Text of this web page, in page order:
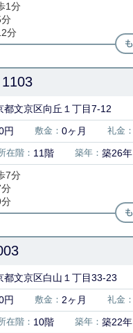
1分
分
分
都文京区向丘１丁目7-12
円 敷金： 0ヶ月 礼金：
在階： 11階 築年： 築26年
7分
分
分
都文京区白山１丁目33-23
円 敷金： 2ヶ月 礼金：
在階： 10階 築年： 築22年